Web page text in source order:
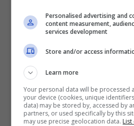
BONUS BENVENUTO
Fino a 2050€ bonus
Per i nuovi utenti della
Bonus Scommesse + 100% fino
VERIFICA
Personalised advertising and
content measurement,
services development
Store and/or access
Learn more
Your personal data will be processed
your device (cookies, unique
data) may be stored by, accessed by
partners, or used specifically by this
may use precise geolocation data.